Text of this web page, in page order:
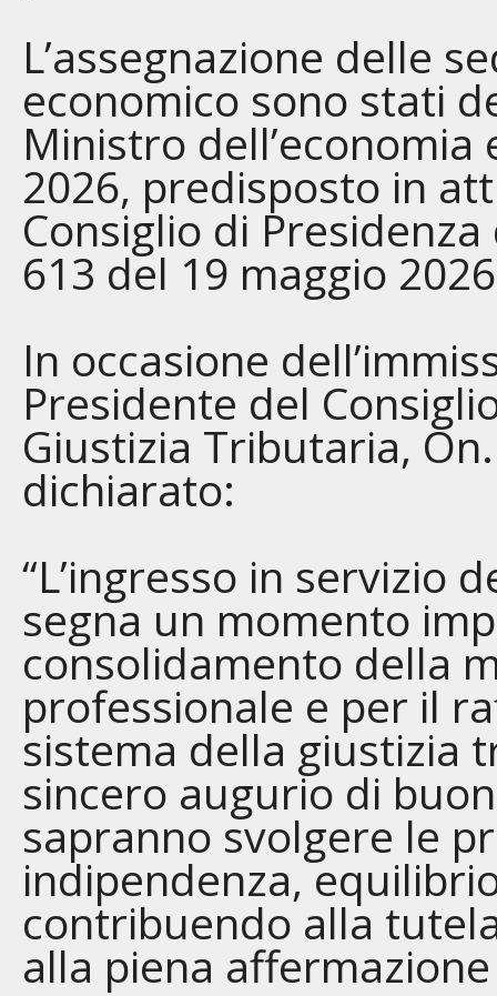
L’assegnazione delle
economico sono stati
Ministro
2026, predisposto in
Consiglio di
613 del 19 maggio
In occasione
Presidente del
Giustizia Tributaria,
dichiarato:
“L’ingresso in servizio
segna un momento
consolidamento della
professionale e per il
sistema della giustizia
sincero augurio di
sapranno svolgere le
indipendenza,
contribuendo alla
alla piena